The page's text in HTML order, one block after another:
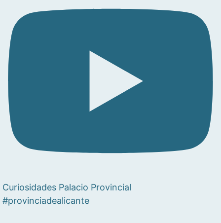
Curiosidades Palacio Provincial
#provinciadealicante